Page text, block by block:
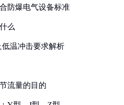
防爆电气设备标准
么
低温冲击要求解析
流量的目的